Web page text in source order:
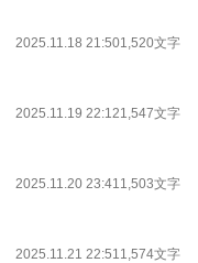
2025.11.18 21:501,520文字
2025.11.19 22:121,547文字
2025.11.20 23:411,503文字
2025.11.21 22:511,574文字